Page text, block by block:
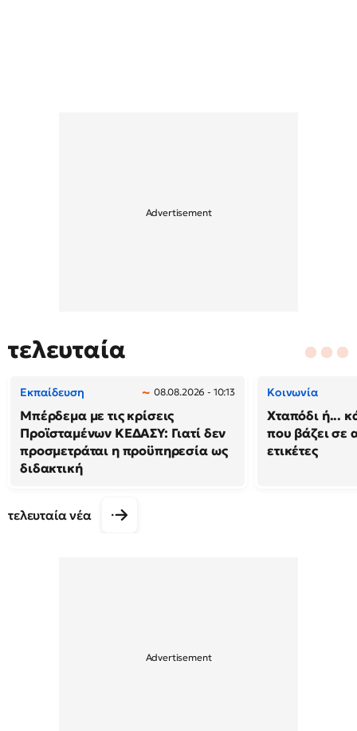
τελευταία
Εκπαίδευση 08.08.2026 - 10:13
Μπέρδεμα με τις κρίσεις
Προϊσταμένων ΚΕΔΑΣΥ: Γιατί δεν
προσμετράται η προϋπηρεσία ως
διδακτική
Κοινωνία
Χταπόδι ή...
που βάζει σε
ετικέτες
τελευταία νέα